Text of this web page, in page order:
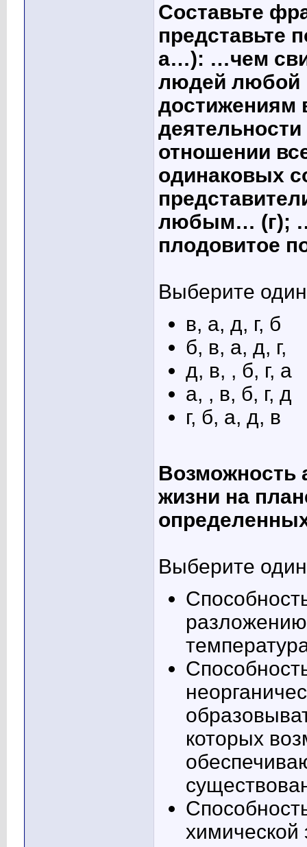
Составьте
представьте
а…): …чем
людей любой
достижениям
отношении
одинаковых
любым… (г);
плодовитое
Выберите
в, а, д, г, б
б, в, а, д, г,
д, в, , б, г, а
а, , в, б, г, д
г, б, а, д, в
Возможность
жизни на
Выберите
разложению
которых
химической